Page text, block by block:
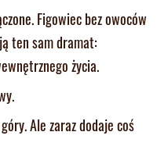
Figowiec bez owoców
ten sam dramat:
życia.
Ale zaraz dodaje coś